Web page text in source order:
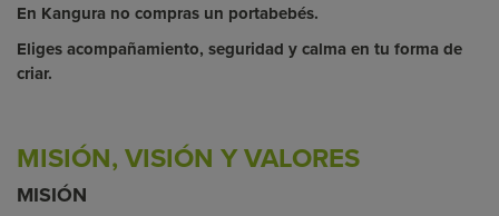
En Kangura no compras un portabebés.
Eligesacompañamiento, seguridad y calma en tu forma de
criar.
MISIÓN, VISIÓN Y VALORES
MISIÓN